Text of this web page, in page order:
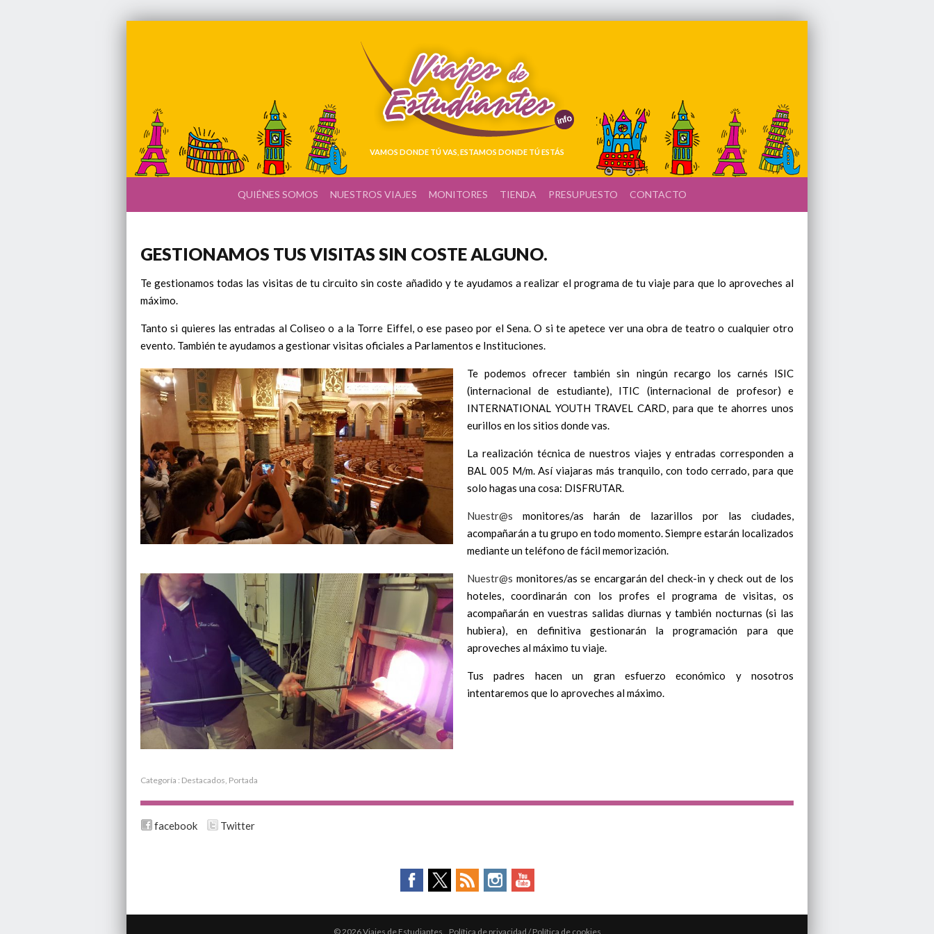
VAMOS DONDE TÚ VAS, ESTAMOS DONDE TÚ ESTÁS
QUIÉNES SOMOS NUESTROS VIAJES MONITORES TIENDA PRESUPUESTO CONTACTO
GESTIONAMOS TUS VISITAS SIN COSTE ALGUNO.
Te gestionamos todas las visitas de tu circuito sin coste añadido y te ayudamos a realizar el programa de tu viaje para que lo aproveches al
máximo.
Tanto si quieres las entradas al Coliseo o a la Torre Eiffel, o ese paseo por el Sena. O si te apetece ver una obra de teatro o cualquier otro
evento. También te ayudamos a gestionar visitas oficiales a Parlamentos e Instituciones.
Te podemos ofrecer también sin ningún recargo los carnés ISIC
(internacional de estudiante), ITIC (internacional de profesor) e
INTERNATIONAL YOUTH TRAVEL CARD, para que te ahorres unos
eurillos en los sitios donde vas.
La realización técnica de nuestros viajes y entradas corresponden a
BAL 005 M/m. Así viajaras más tranquilo, con todo cerrado, para que
solo hagas una cosa: DISFRUTAR.
Nuestr@s monitores/as harán de lazarillos por las ciudades,
acompañarán a tu grupo en todo momento. Siempre estarán localizados
mediante un teléfono de fácil memorización.
Nuestr@s monitores/as se encargarán del check-in y check out de los
hoteles, coordinarán con los profes el programa de visitas, os
acompañarán en vuestras salidas diurnas y también nocturnas (si las
hubiera), en definitiva gestionarán la programación para que
aproveches al máximo tu viaje.
Tus padres hacen un gran esfuerzo económico y nosotros
intentaremos que lo aproveches al máximo.
Categoría : Destacados Portada
facebook Twitter
© 2026 Viajes de Estudiantes. Política de privacidad /Política de cookies